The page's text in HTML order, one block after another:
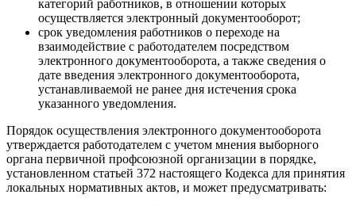
категорий работников, в отношении которых
осуществляется электронный документооборот;
срок уведомления работников о переходе на
взаимодействие с работодателем посредством
электронного документооборота, а также сведения о
дате введения электронного документооборота,
устанавливаемой не ранее дня истечения срока
указанного уведомления.
Порядок осуществления электронного документооборота
утверждается работодателем с учетом мнения выборного
органа первичной профсоюзной организации в порядке,
установленном статьей 372 настоящего Кодекса для принятия
локальных нормативных актов, и может предусматривать: